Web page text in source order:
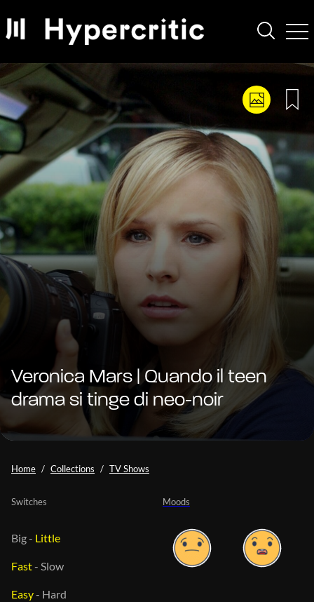
Veronica Mars | Quando il teen
drama si tinge di neo-noir
Home Collections TV Shows
Moods
Switches
Big- Little
Fast- Slow
Easy- Hard